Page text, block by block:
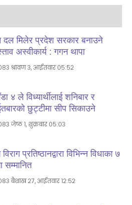
दल मिलेर प्रदेश सरकार बनाउने
अस्वीकार्य : गगन थापा
श्रावण ३, आईतवार ०५:५२
४ ले विध्यार्थीलाई शनिबार र
छुट्टीमा सीप सिकाउने
जेष्ठ १, शुक्रबार ०५:०३
प्रतिष्ठानद्वारा विभिन्न विधाका ७
सम्मानित
बैशाख २७, आईतवार १२:५२